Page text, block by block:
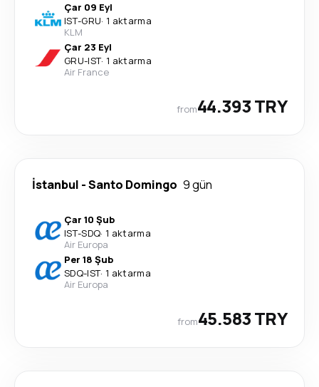
Çar 09 Eyl
IST-GRU· 1 aktarma
KLM
Çar 23 Eyl
GRU-IST· 1 aktarma
Air France
from44.393 TRY
İstanbul -Santo Domingo 9 gün
Çar 10 Şub
IST-SDQ· 1 aktarma
Air Europa
Per 18 Şub
SDQ-IST· 1 aktarma
Air Europa
from45.583 TRY